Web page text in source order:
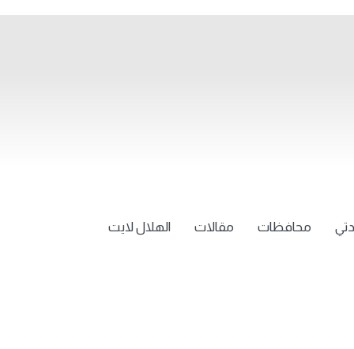
محافظات مقالات الهلال لايت